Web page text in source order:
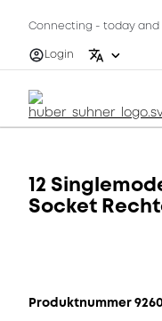
Connecting - today
Login
12
Socket
Produktnummer